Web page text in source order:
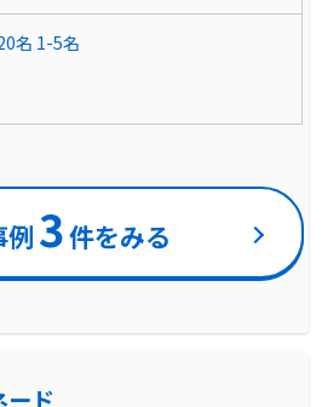
名 1-5名
例 3件をみる
ード